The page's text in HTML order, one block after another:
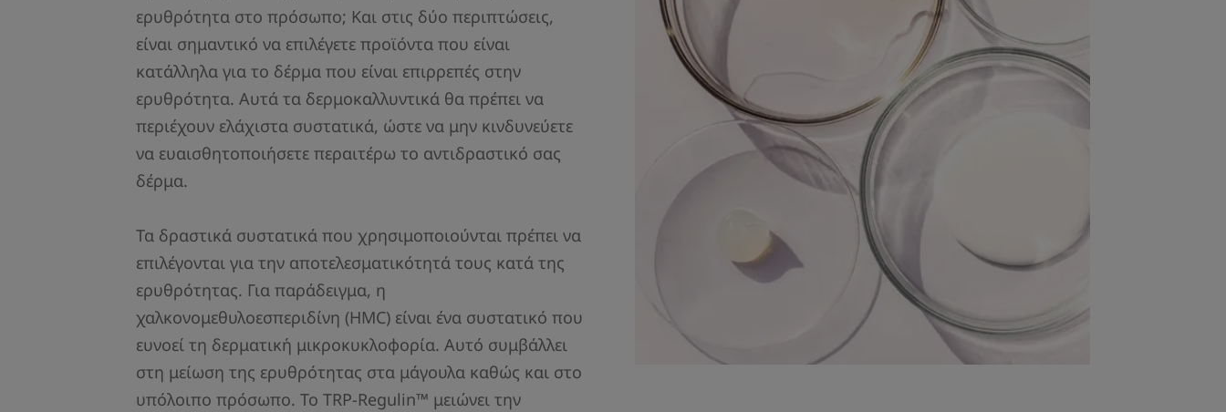
ερυθρότητα στο πρόσωπο; Και στις δύο περιπτώσεις,
είναι σημαντικό να επιλέγετε προϊόντα που είναι
κατάλληλα για το δέρμα που είναι επιρρεπές στην
ερυθρότητα. Αυτά τα δερμοκαλλυντικά θα πρέπει να
περιέχουν ελάχιστα συστατικά, ώστε να μην κινδυνεύετε
να ευαισθητοποιήσετε περαιτέρω το αντιδραστικό σας
δέρμα.
Τα δραστικά συστατικά που χρησιμοποιούνται πρέπει να
επιλέγονται για την αποτελεσματικότητά τους κατά της
ερυθρότητας. Για παράδειγμα, η
χαλκονομεθυλοεσπεριδίνη (HMC) είναι ένα συστατικό που
ευνοεί τη δερματική μικροκυκλοφορία. Αυτό συμβάλλει
στη μείωση της ερυθρότητας στα μάγουλα καθώς και στο
υπόλοιπο πρόσωπο. Το TRP-Regulin™ μειώνει την